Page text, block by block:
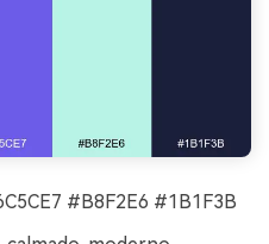
#B8F2E6 #1B1F3B